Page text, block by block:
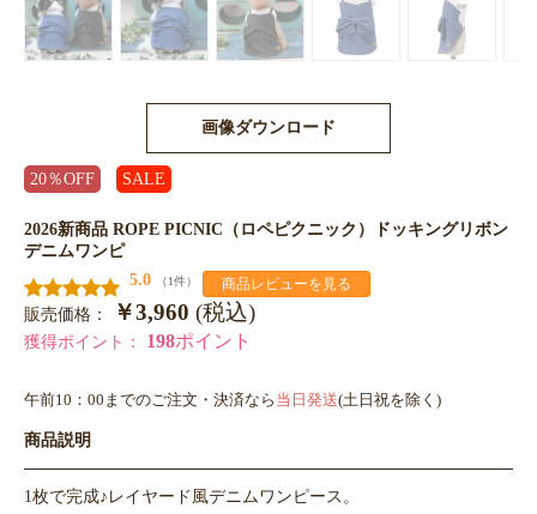
画像ダウンロード
20％OFF SALE
2026新商品 ROPE PICNIC（ロペピクニック）ドッキングリボン
デニムワンピ
5.0
（1件） 商品レビューを見る
販売価格： ￥3,960 (税込)
獲得ポイント： 198ポイント
午前10：00までのご注文・決済なら 当日発送(土日祝を除く)
商品説明
1枚で完成♪レイヤード風デニムワンピース。